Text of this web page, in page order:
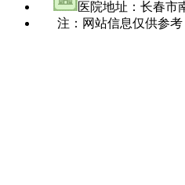
医院地址：长春市
注：网站信息仅供参